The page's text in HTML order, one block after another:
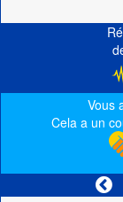
Vous
Cela a un